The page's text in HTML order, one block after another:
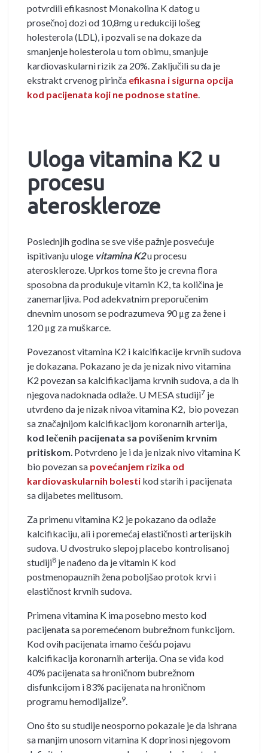
potvrdili efikasnost Monakolina K datog u
prosečnoj dozi od 10,8mg u redukciji lošeg
holesterola (LDL), i pozvali se na dokaze da
smanjenje holesterola u tom obimu, smanjuje
kardiovaskularni rizik za 20%. Zaključili su da je
ekstrakt crvenog pirinča efikasna i sigurna opcija
kod pacijenata koji ne podnose statine
Uloga vitamina K2 u
procesu
ateroskleroze
Poslednjih godina se sve više pažnje posvećuje
ispitivanju uloge vitamina K2u procesu
ateroskleroze. Uprkos tome što je crevna flora
sposobna da produkuje vitamin K2, ta količina je
zanemarljiva. Pod adekvatnim preporučenim
dnevnim unosom se podrazumeva 90 μg za žene i
120 μg za muškarce.
Povezanost vitamina K2 i kalcifikacije krvnih sudova
je dokazana. Pokazano je da je nizak nivo vitamina
K2 povezan sa kalcifikacijama krvnih sudova, a da ih
njegova nadoknada odlaže. U MESA studiji7 je
utvrđeno da je nizak nivoa vitamina K2, bio povezan
sa značajnijom kalcifikacijom koronarnih arterija,
kod lečenih pacijenata sa povišenim krvnim
pritiskom . Potvrdeno je i da je nizak nivo vitamina K
bio povezan sa povećanjem rizika od
kardiovaskularnih bolesti kod starih i pacijenata
sa dijabetes melitusom.
Za primenu vitamina K2 je pokazano da odlaže
kalcifikaciju, ali i poremećaj elastičnosti arterijskih
sudova. U dvostruko slepoj placebo kontrolisanoj
studiji8 je nađeno da je vitamin K kod
postmenopauznih žena poboljšao protok krvi i
elastičnost krvnih sudova.
Primena vitamina K ima posebno mesto kod
pacijenata sa poremećenom bubrežnom funkcijom.
Kod ovih pacijenata imamo češću pojavu
kalcifikacija koronarnih arterija. Ona se viđa kod
40% pacijenata sa hroničnom bubrežnom
disfunkcijom i 83% pacijenata na hroničnom
programu hemodijalize9
Ono što su studije neosporno pokazale je da ishrana
sa manjim unosom vitamina K doprinosi njegovom